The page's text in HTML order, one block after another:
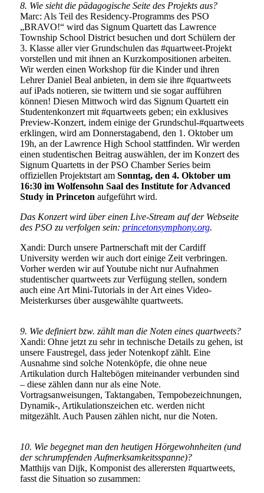
8. Wie sieht die pädagogische Seite des Projekts aus?
Marc: Als Teil des Residency-Programms des PSO
„BRAVO!“ wird das Signum Quartett das Lawrence
Township School District besuchen und dort Schülern der
3. Klasse aller vier Grundschulen das #quartweet-Projekt
vorstellen und mit ihnen an Kurzkompositionen arbeiten.
Wir werden einen Workshop für die Kinder und ihren
Lehrer Daniel Beal anbieten, in dem sie ihre #quartweets
auf iPads notieren, sie twittern und sie sogar aufführen
können! Diesen Mittwoch wird das Signum Quartett ein
Studentenkonzert mit #quartweets geben; ein exklusives
Preview-Konzert, indem einige der Grundschul-#quartweets
erklingen, wird am Donnerstagabend, den 1. Oktober um
19h, an der Lawrence High School stattfinden. Wir werden
einen studentischen Beitrag auswählen, der im Konzert des
Signum Quartetts in der PSO Chamber Series beim
offiziellen Projektstart am Sonntag, den 4. Oktober um
16:30 im Wolfensohn Saal des Institute for Advanced
Study in Princeton aufgeführt wird.
Das Konzert wird über einen Live-Stream auf der Webseite
des PSO zu verfolgen sein: princetonsymphony.org.
Xandi: Durch unsere Partnerschaft mit der Cardiff
University werden wir auch dort einige Zeit verbringen.
Vorher werden wir auf Youtube nicht nur Aufnahmen
studentischer quartweets zur Verfügung stellen, sondern
auch eine Art Mini-Tutorials in der Art eines Video-
Meisterkurses über ausgewählte quartweets.
9. Wie definiert bzw. zählt man die Noten eines quartweets?
Xandi: Ohne jetzt zu sehr in technische Details zu gehen, ist
unsere Faustregel, dass jeder Notenkopf zählt. Eine
Ausnahme sind solche Notenköpfe, die ohne neue
Artikulation durch Haltebögen miteinander verbunden sind
– diese zählen dann nur als eine Note.
Vortragsanweisungen, Taktangaben, Tempobezeichnungen,
Dynamik-, Artikulationszeichen etc. werden nicht
mitgezählt. Auch Pausen zählen nicht, nur die Noten.
10. Wie begegnet man den heutigen Hörgewohnheiten (und
der schrumpfenden Aufmerksamkeitsspanne)?
Matthijs van Dijk, Komponist des allerersten #quartweets,
fasst die Situation so zusammen: